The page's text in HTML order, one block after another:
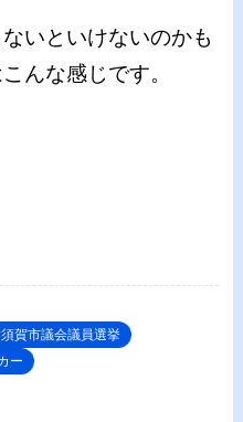
いといけないのかも
んな感じです。
賀市議会議員選挙
ー